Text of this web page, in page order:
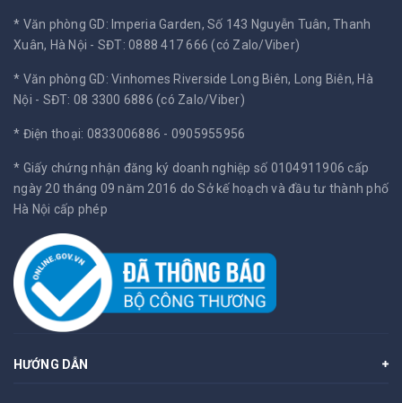
* Văn phòng GD: Imperia Garden, Số 143 Nguyễn Tuân, Thanh
Xuân, Hà Nội - SĐT: 0888 417 666 (có Zalo/Viber)
* Văn phòng GD: Vinhomes Riverside Long Biên, Long Biên, Hà
Nội - SĐT: 08 3300 6886 (có Zalo/Viber)
* Điện thoại: 0833006886 - 0905955956
* Giấy chứng nhận đăng ký doanh nghiệp số 0104911906 cấp
ngày 20 tháng 09 năm 2016 do Sở kế hoạch và đầu tư thành phố
Hà Nội cấp phép
HƯỚNG DẪN